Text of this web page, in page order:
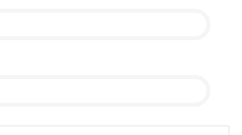
mon nom, mon e-mail et mon